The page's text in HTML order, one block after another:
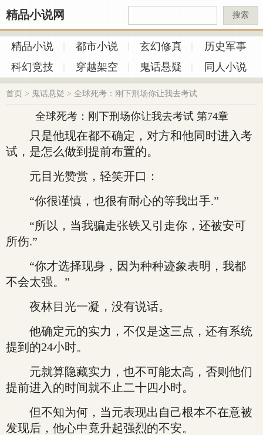
精品小说网 搜索
精品小说 都市小说 玄幻修真
历史军事
科幻竞技
穿越架空 鬼话悬疑 同人小说
首页 > 鬼话悬疑 > 全球死考：刚下刑场你让我去考试
全球死考：刚下刑场你让我去考试 第74章
只是他现在都不确定，对方和他同时进入考
试，是怎么做到提前布置的。
元目光赞赏，轻笑开口：
“你很谨慎，也很有耐心的等我出手.”
“所以，当我骗走张铁又引走你，还被安可
所伤.”
“你才选择现身，因为种种迹象表明，我都
不会太强。”
夜林目光一凝，没有说话。
他确定元的实力，不仅是这三点，还有系统
提到的24小时。
元就算隐藏实力，也不可能太高，否则他们
提前进入的时间就不止二十四小时。
但不知为何，当元表现出自己根本不在意被
发现后，他心中竟升起强烈的不安。